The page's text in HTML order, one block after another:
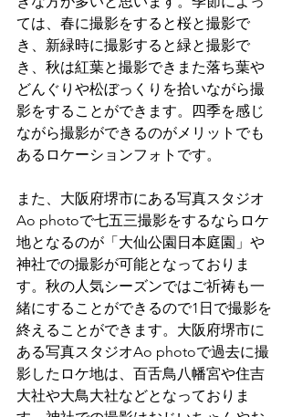
ては、春に撮影をすると桜と撮影で
き、新緑時に撮影すると緑と撮影で
き、秋は紅葉と撮影できまた落ち葉や
どんぐりや松ぼっくりを拾いながら撮
影をすることができます。四季を感じ
ながら撮影ができるのがメリットでも
あるロケーションフォトです。
また、大阪府堺市にある写真スタジオ
Ao photoで七五三撮影をするならロケ
地となるのが「大仙公園日本庭園」や
神社での撮影が可能となっておりま
す。秋の人気シーズンではご祈祷も一
緒にすることができるので1日で撮影を
終えることができます。大阪府堺市に
ある写真スタジオAo photoで過去に撮
影したロケ地は、百舌鳥八幡宮や住吉
大社や大鳥大社などとなっておりま